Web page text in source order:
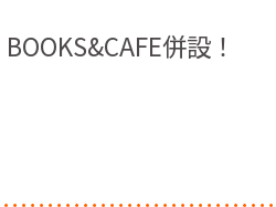
BOOKS&CAFE併設！